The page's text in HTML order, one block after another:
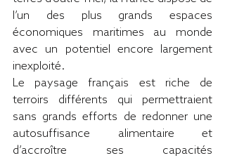
l’un des plus grands espaces
économiques maritimes au monde
avec un potentiel encore largement
inexploité.
Le paysage français est riche de
terroirs différents qui permettraient
sans grands efforts de redonner une
autosuffisance alimentaire et
d’accroître ses capacités